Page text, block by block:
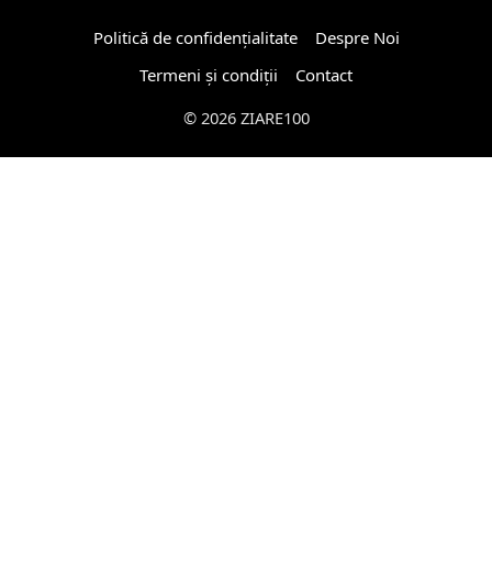
Politică de confidențialitate
Despre Noi
Termeni și condiții
Contact
© 2026 ZIARE100